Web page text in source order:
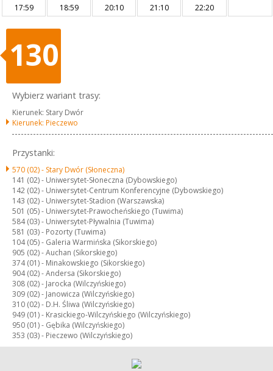
17:59
18:59 20:10 21:10 22:20
130
Wybierz wariant trasy:
Kierunek: Stary Dwór
Kierunek: Pieczewo
Przystanki:
570 (02) - Stary Dwór (Słoneczna)
141 (02) - Uniwersytet-Słoneczna (Dybowskiego)
142 (02) - Uniwersytet-Centrum Konferencyjne (Dybowskiego)
143 (02) - Uniwersytet-Stadion (Warszawska)
501 (05) - Uniwersytet-Prawocheńskiego (Tuwima)
584 (03) - Uniwersytet-Pływalnia (Tuwima)
581 (03) - Pozorty (Tuwima)
104 (05) - Galeria Warmińska (Sikorskiego)
905 (02) -Auchan (Sikorskiego)
374 (01) - Minakowskiego (Sikorskiego)
904 (02) -Andersa (Sikorskiego)
308 (02) - Jarocka (Wilczyńskiego)
309 (02) - Janowicza (Wilczyńskiego)
310 (02) - D.H. Śliwa (Wilczyńskiego)
949 (01) - Krasickiego-Wilczyńskiego (Wilczyńskiego)
950 (01) - Gębika (Wilczyńskiego)
353 (03) - Pieczewo (Wilczyńskiego)